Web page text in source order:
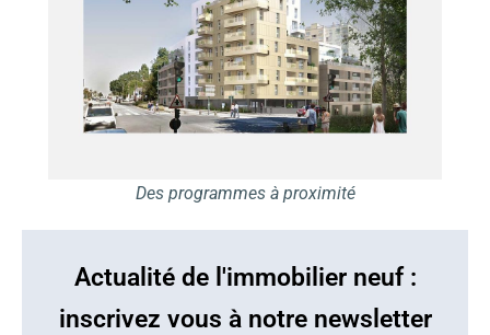
Des programmes à proximité
Actualité de l'immobilier neuf :
inscrivez vous à notre newsletter